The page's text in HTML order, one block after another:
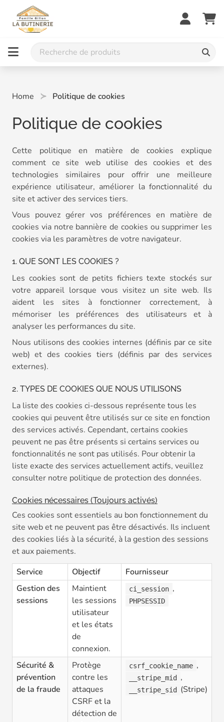
Home Politique de cookies
Politique de cookies
Cette politique en matière de cookies explique
comment ce site web utilise des cookies et des
technologies similaires pour offrir une meilleure
expérience utilisateur, améliorer la fonctionnalité du
site et activer des services tiers.
Vous pouvez gérer vos préférences en matière de
cookies via notre bannière de cookies ou supprimer les
cookies via les paramètres de votre navigateur.
1. QUE SONT LES COOKIES ?
Les cookies sont de petits fichiers texte stockés sur
votre appareil lorsque vous visitez un site web. Ils
aident les sites à fonctionner correctement, à
mémoriser les préférences des utilisateurs et à
analyser les performances du site.
Nous utilisons des cookies internes (définis par ce site
web) et des cookies tiers (définis par des services
externes).
2. TYPES DE COOKIES QUE NOUS UTILISONS
La liste des cookies ci-dessous représente tous les
cookies qui peuvent être utilisés sur ce site en fonction
des services activés. Cependant, certains cookies
peuvent ne pas être présents si certains services ou
fonctionnalités ne sont pas utilisés. Pour obtenir la
liste exacte des services actuellement actifs, veuillez
consulter notre politique de protection des données.
Cookies nécessaires (Toujours activés)
Ces cookies sont essentiels au bon fonctionnement du
site web et ne peuvent pas être désactivés. Ils incluent
des cookies liés à la sécurité, à la gestion des sessions
et aux paiements.
Service
Objectif
Fournisseur
Gestion des
sessions
Maintient
les sessions
utilisateur
et les états
de
connexion.
ci_session ,
PHPSESSID
Sécurité &
prévention
de la fraude
Protège
contre les
attaques
CSRF et la
détection de
csrf_cookie_name ,
__stripe_mid ,
__stripe_sid (Stripe)